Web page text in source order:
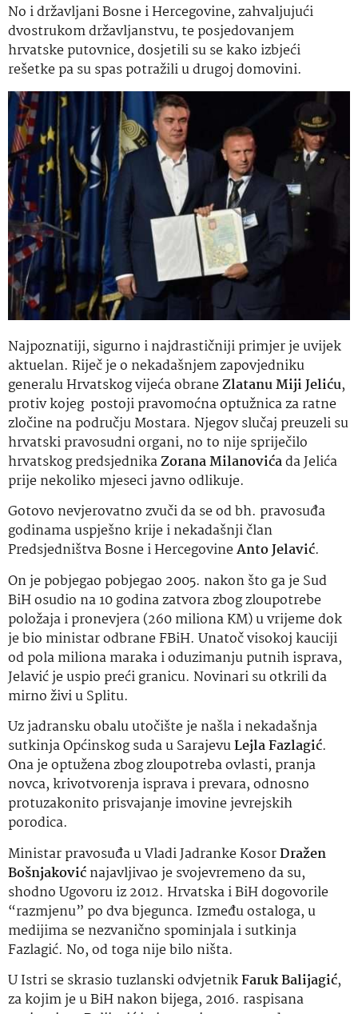
No i državljani Bosne i Hercegovine, zahvaljujući
dvostrukom državljanstvu, te posjedovanjem
hrvatske putovnice, dosjetili su se kako izbjeći
rešetke pa su spas potražili u drugoj domovini.
Najpoznatiji, sigurno i najdrastičniji primjer je uvijek
aktuelan. Riječ je o nekadašnjem zapovjedniku
generalu Hrvatskog vijeća obraneZlatanu Miji Jeliću,
protiv kojeg postoji pravomoćna optužnica za ratne
zločine na području Mostara. Njegov slučaj preuzeli su
hrvatski pravosudni organi, no to nije spriječilo
hrvatskog predsjednikaZorana Milanovićada Jelića
prije nekoliko mjeseci javno odlikuje.
Gotovo nevjerovatno zvuči da se od bh. pravosuđa
godinama uspješno krije i nekadašnji član
Predsjedništva Bosne i HercegovineAnto Jelavić.
On je pobjegao pobjegao 2005. nakon što ga je Sud
BiH osudio na 10 godina zatvora zbog zloupotrebe
položaja i pronevjera (260 miliona KM) u vrijeme dok
je bio ministar odbrane FBiH. Unatoč visokoj kauciji
od pola miliona maraka i oduzimanju putnih isprava,
Jelavić je uspio preći granicu. Novinari su otkrili da
mirno živi u Splitu.
Uz jadransku obalu utočište je našla i nekadašnja
sutkinja Općinskog suda u SarajevuLejla Fazlagić.
Ona je optužena zbog zloupotreba ovlasti, pranja
novca, krivotvorenja isprava i prevara, odnosno
protuzakonito prisvajanje imovine jevrejskih
porodica.
Ministar pravosuđa u Vladi Jadranke KosorDražen
Bošnjakovićnajavljivao je svojevremeno da su,
shodno Ugovoru iz 2012. Hrvatska i BiH dogovorile
“razmjenu” po dva bjegunca. Između ostaloga, u
medijima se nezvanično spominjala i sutkinja
Fazlagić. No, od toga nije bilo ništa.
U Istri se skrasio tuzlanski odvjetnikFaruk Balijagić,
za kojim je u BiH nakon bijega, 2016. raspisana